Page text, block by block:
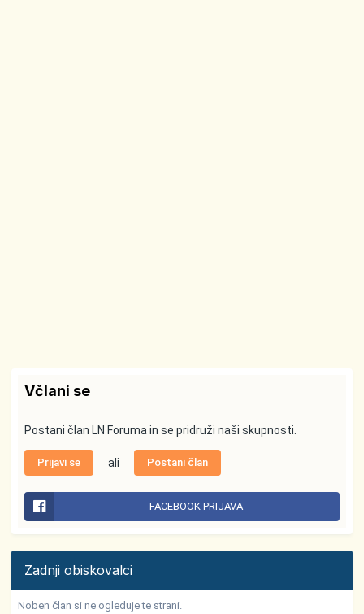
Včlani se
Postani član LN Foruma in se pridruži naši skupnosti.
Prijavi se ali Postani član
FACEBOOK PRIJAVA
Zadnji obiskovalci
Noben član si ne ogleduje te strani.